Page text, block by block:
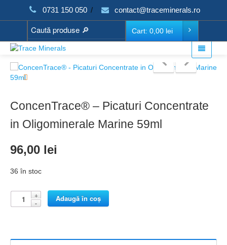
0731 150 050 / contact@traceminerals.ro
Cart: 0,00 lei
ConcenTrace® – Picaturi Concentrate
in Oligominerale Marine 59ml
96,00 lei
36 în stoc
Adaugă în coș